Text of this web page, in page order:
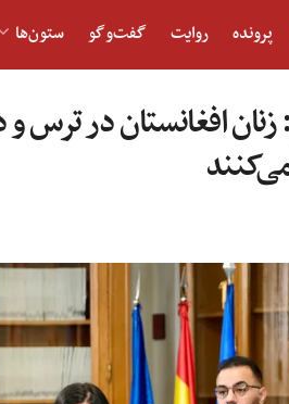
پرونده روایت گفت‌و‎گو ستون‌ها
افغانستان در ترس